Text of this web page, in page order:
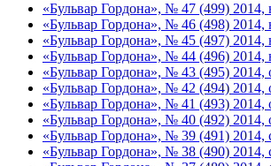
«Бульвар Гордона», № 47 (499) 2014,
«Бульвар Гордона», № 46 (498) 2014,
«Бульвар Гордона», № 45 (497) 2014,
«Бульвар Гордона», № 44 (496) 2014,
«Бульвар Гордона», № 43 (495) 2014,
«Бульвар Гордона», № 42 (494) 2014,
«Бульвар Гордона», № 41 (493) 2014,
«Бульвар Гордона», № 40 (492) 2014,
«Бульвар Гордона», № 39 (491) 2014,
«Бульвар Гордона», № 38 (490) 2014,